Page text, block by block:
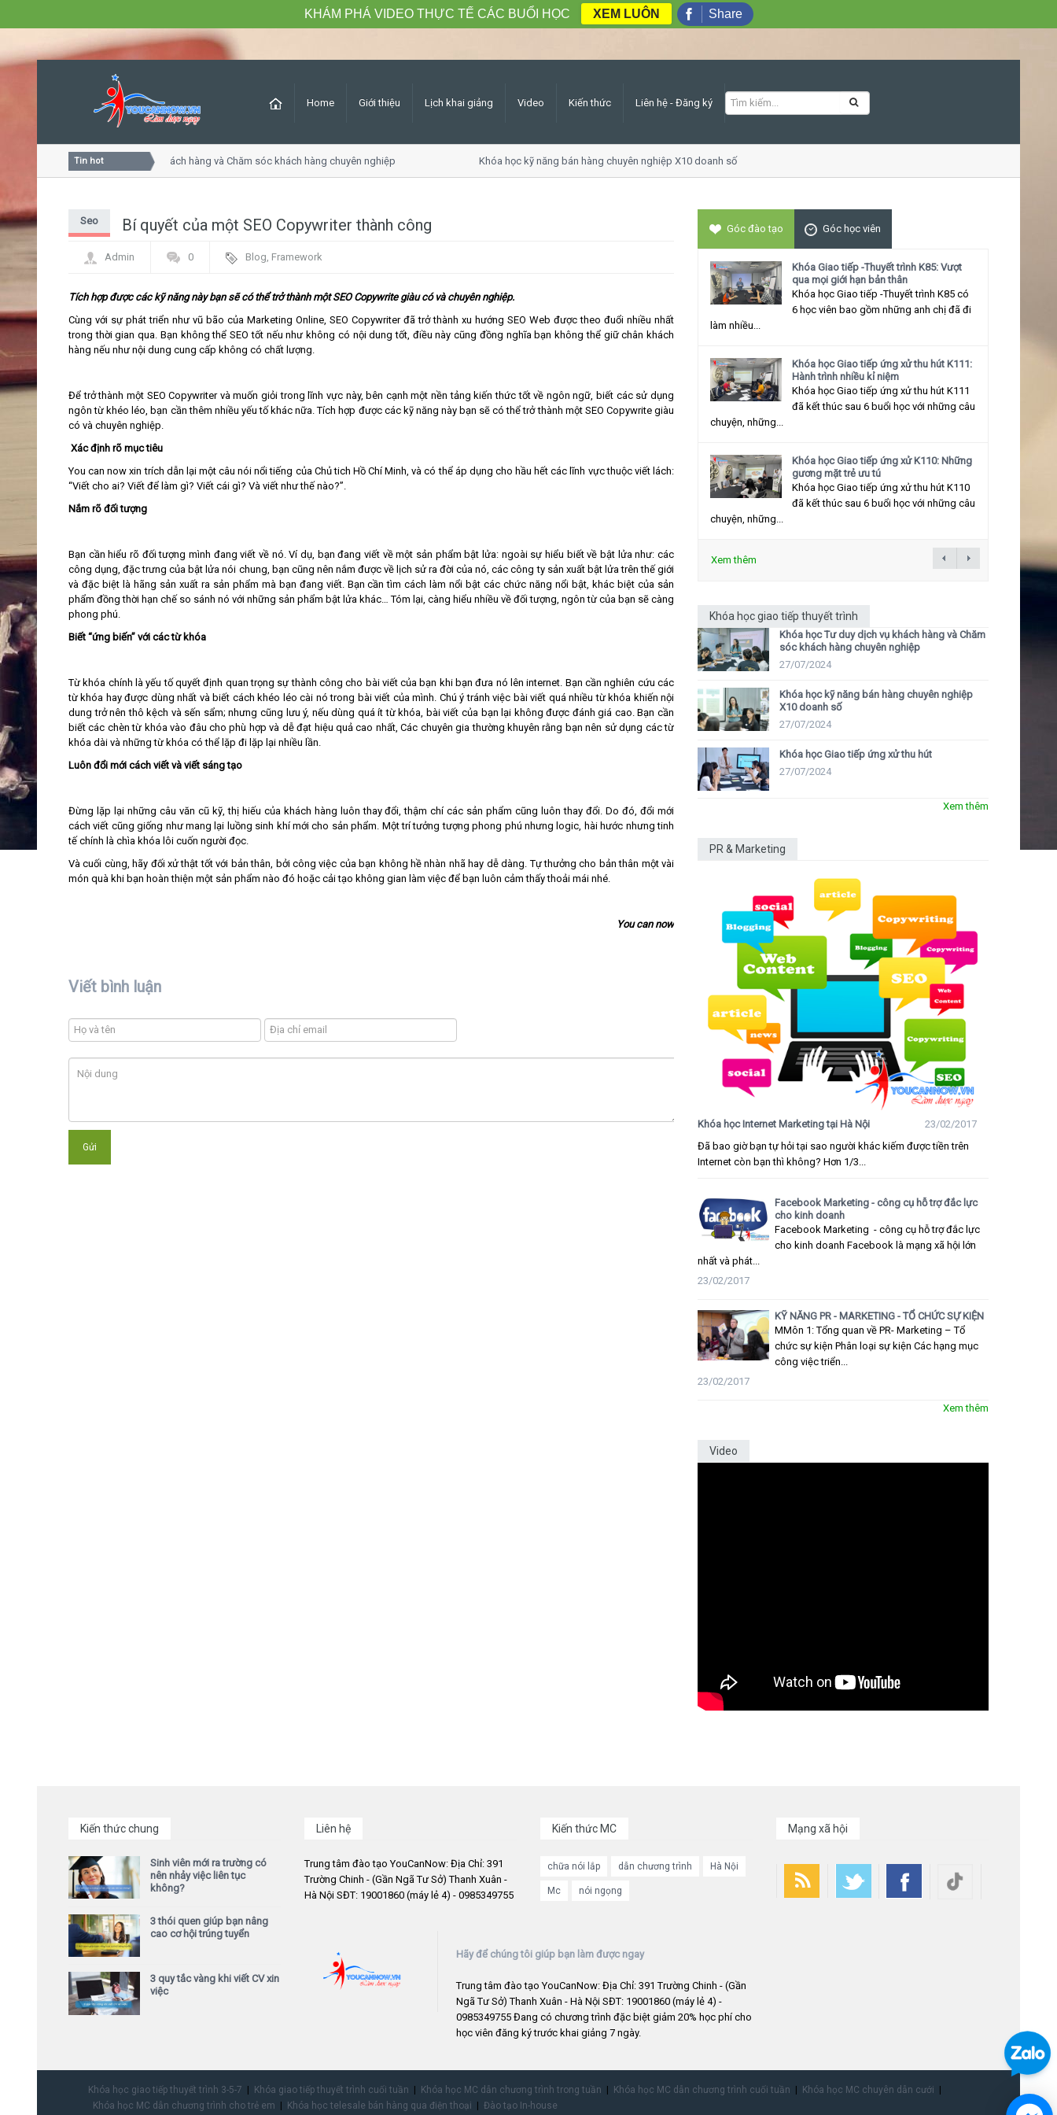
Home Giới thiệu Lịch khai giảng Video Kiến thức Liên hệ - Đăng ký
Tin hot
Khóa học Tư duy dịch vụ khách hàng và Chăm sóc khách hàng chuyên nghiệp Khóa học kỹ năng bán hàng chuyên nghiệp X10 doanh số
Bí quyết của một SEO Copywriter thành công
Seo
Admin 0 Blog, Framework
Tích hợp được các kỹ năng này bạn sẽ có thể trở thành một SEO Copywrite giàu có và chuyên nghiệp.
Cùng với sự phát triển như vũ bão của Marketing Online, SEO Copywriter đã trở thành xu hướng SEO Web được theo đuổi nhiều nhất
trong thời gian qua. Bạn không thể SEO tốt nếu như không có nội dung tốt, điều này cũng đồng nghĩa bạn không thể giữ chân khách
hàng nếu như nội dung cung cấp không có chất lượng.
Để trở thành một SEO Copywriter và muốn giỏi trong lĩnh vực này, bên cạnh một nền tảng kiến thức tốt về ngôn ngữ, biết các sử dụng
ngôn từ khéo léo, bạn cần thêm nhiều yếu tố khác nữa. Tích hợp được các kỹ năng này bạn sẽ có thể trở thành một SEO Copywrite giàu
có và chuyên nghiệp.
Xác định rõ mục tiêu
You can now xin trích dẫn lại một câu nói nổi tiếng của Chủ tich Hồ Chí Minh, và có thể áp dụng cho hầu hết các lĩnh vực thuộc viết lách:
“Viết cho ai? Viết để làm gì? Viết cái gì? Và viết như thế nào?”.
Nắm rõ đối tượng
Bạn cần hiểu rõ đối tượng mình đang viết về nó. Ví dụ, bạn đang viết về một sản phẩm bật lửa: ngoài sự hiểu biết về bật lửa như: các
công dụng, đặc trưng của bật lửa nói chung, bạn cũng nên nắm được về lịch sử ra đời của nó, các công ty sản xuất bật lửa trên thế giới
và đặc biệt là hãng sản xuất ra sản phẩm mà bạn đang viết. Bạn cần tìm cách làm nổi bật các chức năng nổi bật, khác biệt của sản
phẩm đồng thời hạn chế so sánh nó với những sản phẩm bật lửa khác… Tóm lại, càng hiểu nhiều về đối tượng, ngôn từ của bạn sẽ càng
phong phú.
Biết “ứng biến” với các từ khóa
Từ khóa chính là yếu tố quyết định quan trọng sự thành công cho bài viết của bạn khi bạn đưa nó lên internet. Bạn cần nghiên cứu các
từ khóa hay được dùng nhất và biết cách khéo léo cài nó trong bài viết của mình. Chú ý tránh việc bài viết quá nhiều từ khóa khiến nội
dung trở nên thô kệch và sến sẩm; nhưng cũng lưu ý, nếu dùng quá ít từ khóa, bài viết của bạn lại không được đánh giá cao. Bạn cần
biết các chèn từ khóa vào đâu cho phù hợp và dễ đạt hiệu quả cao nhất, Các chuyên gia thường khuyên rằng bạn nên sử dụng các từ
khóa dài và những từ khóa có thể lặp đi lặp lại nhiều lần.
Luôn đổi mới cách viết và viết sáng tạo
Đừng lặp lại những câu văn cũ kỹ, thị hiếu của khách hàng luôn thay đổi, thậm chí các sản phẩm cũng luôn thay đổi. Do đó, đổi mới
cách viết cũng giống như mang lại luồng sinh khí mới cho sản phẩm. Một trí tưởng tượng phong phú nhưng logic, hài hước nhưng tinh
tế chính là chìa khóa lôi cuốn người đọc.
Và cuối cùng, hãy đối xử thật tốt với bản thân, bởi công việc của bạn không hề nhàn nhã hay dễ dàng. Tự thưởng cho bản thân một vài
món quà khi bạn hoàn thiện một sản phẩm nào đó hoặc cải tạo không gian làm việc để bạn luôn cảm thấy thoải mái nhé.
You can now
Viết bình luận
Góc đào tạo Góc học viên
Khóa Giao tiếp -Thuyết trình K85: Vượt
qua mọi giới hạn bản thân
Khóa học Giao tiếp -Thuyết trình K85 có
6 học viên bao gồm những anh chị đã đi
làm nhiều...
Khóa học Giao tiếp ứng xử thu hút K111:
Hành trình nhiều kỉ niệm
Khóa học Giao tiếp ứng xử thu hút K111
đã kết thúc sau 6 buổi học với những câu
chuyện, những...
Khóa học Giao tiếp ứng xử K110: Những
gương mặt trẻ ưu tú
Khóa học Giao tiếp ứng xử thu hút K110
đã kết thúc sau 6 buổi học với những câu
chuyện, những...
Xem thêm
Khóa học giao tiếp thuyết trình
Khóa học Tư duy dịch vụ khách hàng và Chăm
sóc khách hàng chuyên nghiệp
27/07/2024
Khóa học kỹ năng bán hàng chuyên nghiệp
X10 doanh số
27/07/2024
Khóa học Giao tiếp ứng xử thu hút
27/07/2024
Xem thêm
PR & Marketing
Khóa học Internet Marketing tại Hà Nội
23/02/2017
Đã bao giờ bạn tự hỏi tại sao người khác kiếm được tiền trên
Internet còn bạn thì không? Hơn 1/3...
Facebook Marketing - công cụ hỗ trợ đắc lực
cho kinh doanh
Facebook Marketing - công cụ hỗ trợ đắc lực
cho kinh doanh Facebook là mạng xã hội lớn
nhất và phát...
23/02/2017
KỸ NĂNG PR - MARKETING - TỔ CHỨC SỰ KIỆN
MMôn 1: Tổng quan về PR- Marketing – Tổ
chức sự kiện Phân loại sự kiện Các hạng mục
công việc triển...
23/02/2017
Xem thêm
Video
Kiến thức chung
Sinh viên mới ra trường có
nên nhảy việc liên tục
không?
3 thói quen giúp bạn nâng
cao cơ hội trúng tuyển
3 quy tắc vàng khi viết CV xin
việc
Liên hệ
Trung tâm đào tạo YouCanNow: Địa Chỉ: 391
Trường Chinh - (Gần Ngã Tư Sở) Thanh Xuân -
Hà Nội SĐT: 19001860 (máy lẻ 4) - 0985349755
Kiến thức MC
chữa nói lắp dẫn chương trình Hà Nội
Mc nói ngọng
Mạng xã hội
Hãy để chúng tôi giúp bạn làm được ngay
Trung tâm đào tạo YouCanNow: Địa Chỉ: 391 Trường Chinh - (Gần
Ngã Tư Sở) Thanh Xuân - Hà Nội SĐT: 19001860 (máy lẻ 4) -
0985349755 Đang có chương trình đặc biệt giảm 20% học phí cho
học viên đăng ký trước khai giảng 7 ngày.
Khóa học giao tiếp thuyết trình 3-5-7 Khóa giao tiếp thuyết trình cuối tuần Khóa học MC dẫn chương trình trong tuần Khóa học MC dẫn chương trình cuối tuần
Khóa học MC chuyên dẫn cưới
Khóa học MC dẫn chương trình cho trẻ em
Khóa học telesale bán hàng qua điện thoại Đào tạo In-house
KHÁM PHÁ VIDEO THỰC TẾ CÁC BUỔI HỌC XEM LUÔN Share